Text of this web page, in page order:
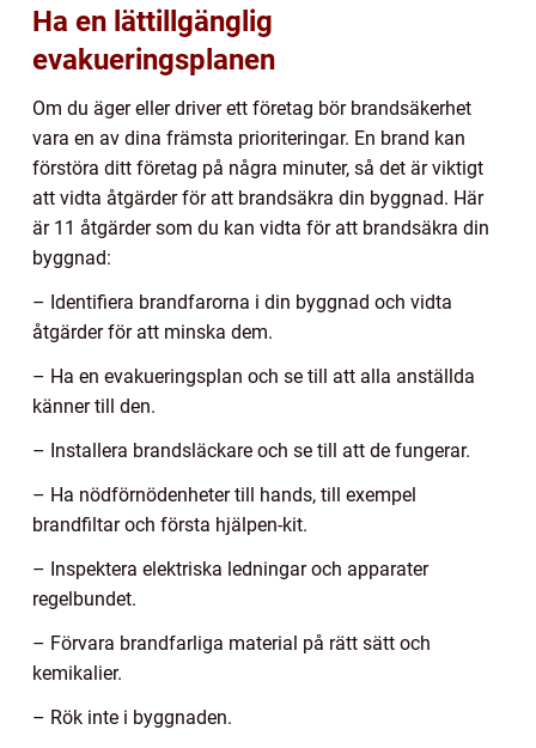
Ha en lättillgänglig
evakueringsplanen
Om du äger eller driver ett företag bör brandsäkerhet
vara en av dina främsta prioriteringar. En brand kan
förstöra ditt företag på några minuter, så det är viktigt
att vidta åtgärder för att brandsäkra din byggnad. Här
är 11 åtgärder som du kan vidta för att brandsäkra din
byggnad:
– Identifiera brandfarorna i din byggnad och vidta
åtgärder för att minska dem.
– Ha en evakueringsplan och se till att alla anställda
känner till den.
– Installera brandsläckare och se till att de fungerar.
– Ha nödförnödenheter till hands, till exempel
brandfiltar och första hjälpen-kit.
– Inspektera elektriska ledningar och apparater
regelbundet.
– Förvara brandfarliga material på rätt sätt och
kemikalier.
– Rök inte i byggnaden.